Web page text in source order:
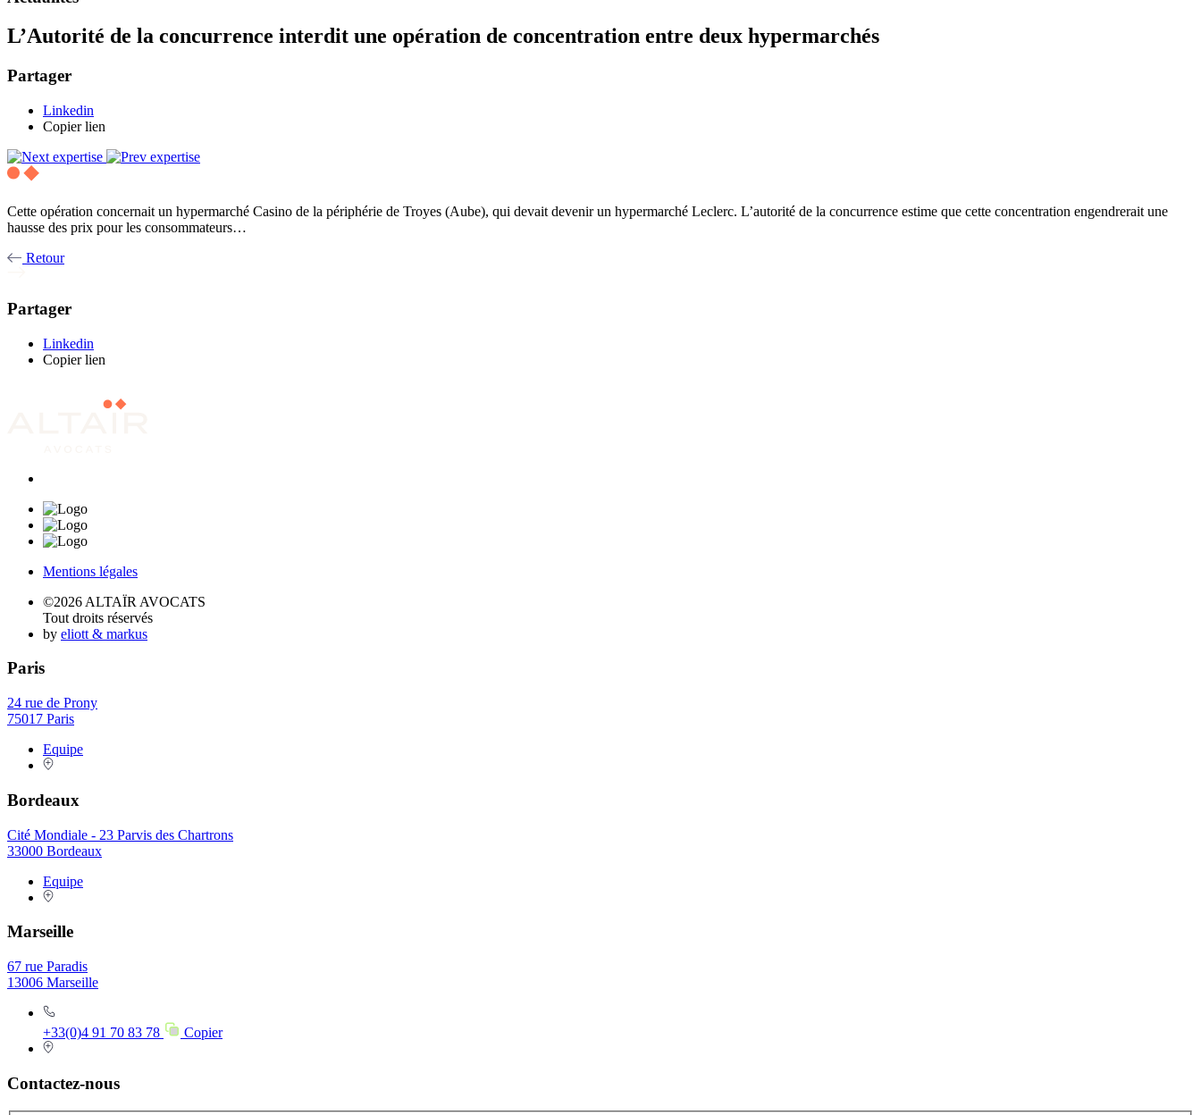
L’Autorité de la concurrence interdit une opération de concentration entre deux hypermarchés
Partager
Linkedin
Copier lien
Cette opération concernait un hypermarché Casino de la périphérie de Troyes (Aube), qui devait devenir un hypermarché Leclerc. L’autorité de la concurrence estime que cette concentration engendrerait une
hausse des prix pour les consommateurs…
Retour
Partager
Linkedin
Copier lien
Mentions légales
©2026 ALTAÏR AVOCATS
Tout droits réservés
by eliott & markus
Paris
24 rue de Prony
75017 Paris
Equipe
Bordeaux
Cité Mondiale - 23 Parvis des Chartrons
33000 Bordeaux
Equipe
Marseille
67 rue Paradis
13006 Marseille
+33(0)4 91 70 83 78 Copier
Contactez-nous